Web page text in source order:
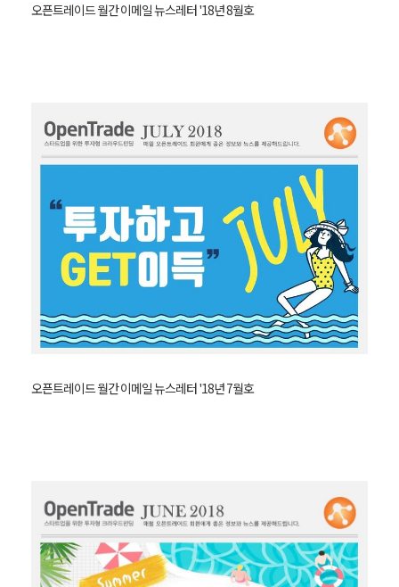
오픈트레이드 월간 이메일 뉴스레터 '18년 8월호
오픈트레이드 월간 이메일 뉴스레터 '18년 7월호